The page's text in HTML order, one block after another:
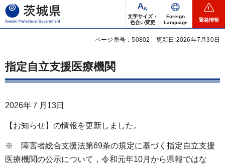
茨城県
文字サイズ・
色合い変更
Foreign
Language
緊急情報
ページ番号：50802 更新日:2026年7月30日
指定自立支援医療機関
2026年７月13日
【お知らせ】の情報を更新しました。
※ 障害者総合支援法第69条の規定に基づく指定自立支援
医療機関の公示について，令和元年10月から県報ではな